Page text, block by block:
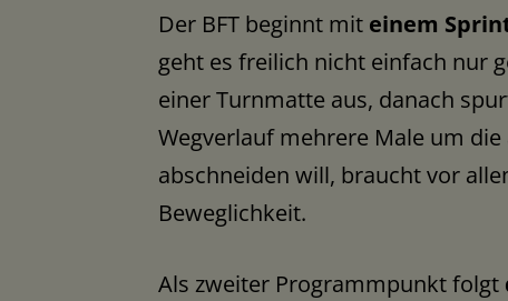
Der BFT beginnt mit einem
geht es freilich nicht einfach nur
einer Turnmatte aus, danach
Wegverlauf mehrere Male um
abschneiden will, braucht vor
Beweglichkeit.
Als zweiter Programmpunkt folgt